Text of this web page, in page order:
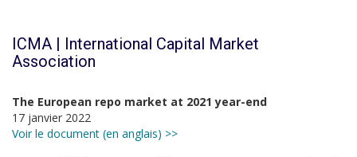
ICMA | International Capital Market
Association
The European repo market at 2021 year-end
17 janvier 2022
Voir le document (en anglais) >>